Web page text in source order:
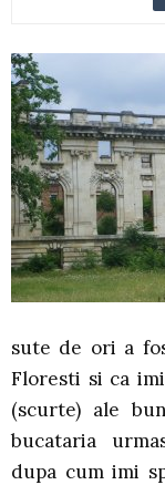
sute de ori a
Floresti si ca
(scurte) ale
bucataria
dupa cum imi